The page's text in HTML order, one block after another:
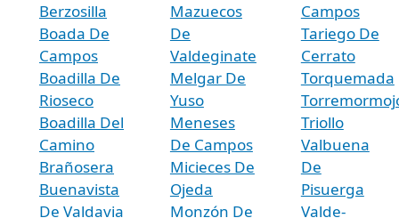
Berzosilla
Boada De
Campos
Boadilla De
Rioseco
Boadilla Del
Camino
Brañosera
Buenavista
De Valdavia
Mazuecos
De
Valdeginate
Melgar De
Yuso
Meneses
De Campos
Micieces De
Ojeda
Monzón De
Campos
Tariego De
Cerrato
Torquemada
Triollo
Valbuena
De
Pisuerga
Valde-